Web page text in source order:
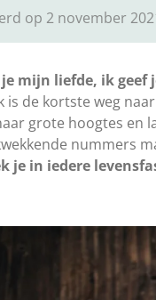
op 2 november
mijn liefde, ik geef
is de kortste weg naar
grote hoogtes en
nummers
je in iedere